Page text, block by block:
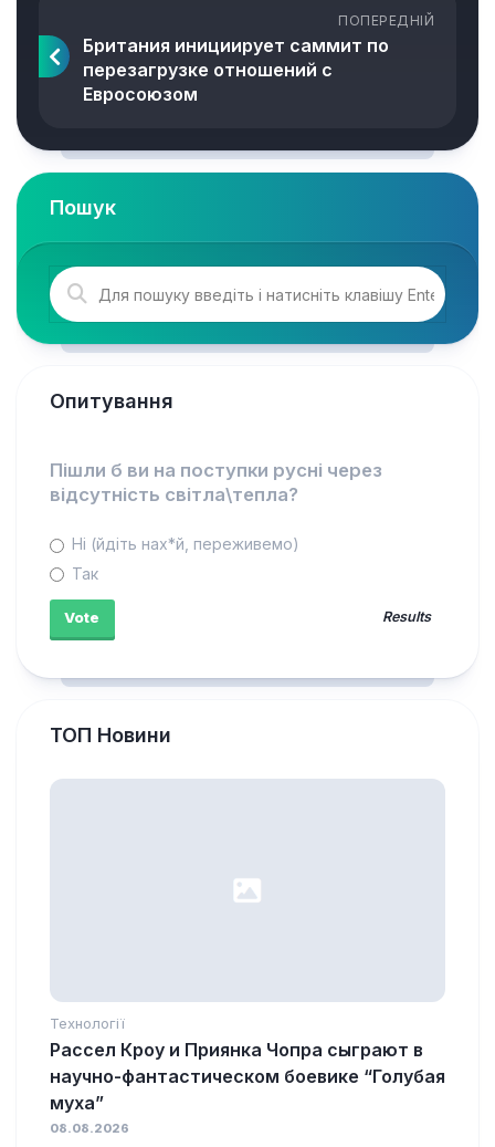
ПОПЕРЕДНІЙ
Британия инициирует саммит по
перезагрузке отношений с
Евросоюзом
Пошук
Опитування
Пішли б ви на поступки русні через
відсутність світла\тепла?
Ні (йдіть нах*й, переживемо)
Так
Results
ТОП Новини
Технології
Рассел Кроу и Приянка Чопра сыграют в
научно-фантастическом боевике “Голубая
муха”
08.08.2026